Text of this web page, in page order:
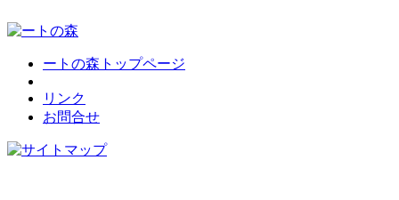
ートの森トップページ
リンク
お問合せ